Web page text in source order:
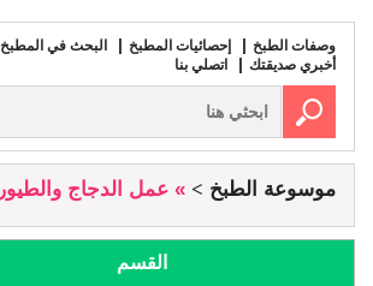
وصفات الطبخ إحصائيات المطبخ البحث في المطبخ
أخبري صديقتك
اتصلي بنا
موسوعة الطبخ » عمل الدجاج والطيور
القسم